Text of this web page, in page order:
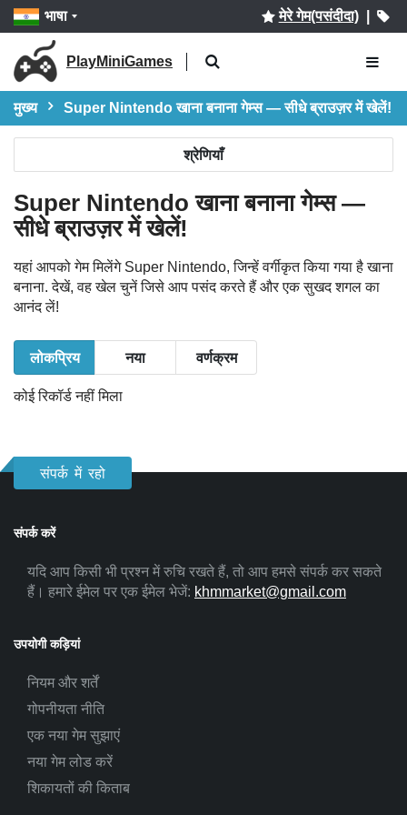
भाषा मेरे गेम(पसंदीदा)|
PlayMiniGames
मुख्य Super Nintendo खाना बनाना गेम्स — सीधे ब्राउज़र में खेलें!
श्रेणियाँ
Super Nintendo खाना बनाना गेम्स —
सीधे ब्राउज़र में खेलें!
यहां आपको गेम मिलेंगे Super Nintendo, जिन्हें वर्गीकृत किया गया है खाना
बनाना. देखें, वह खेल चुनें जिसे आप पसंद करते हैं और एक सुखद शगल का
आनंद लें!
लोकप्रिय नया वर्णक्रम
कोई रिकॉर्ड नहीं मिला
संपर्क में रहो
संपर्क करें
यदि आप किसी भी प्रश्न में रुचि रखते हैं, तो आप हमसे संपर्क कर सकते
हैं। हमारे ईमेल पर एक ईमेल भेजें: khmmarket@gmail.com
उपयोगी कड़ियां
नियम और शर्तें
गोपनीयता नीति
एक नया गेम सुझाएं
नया गेम लोड करें
शिकायतों की किताब